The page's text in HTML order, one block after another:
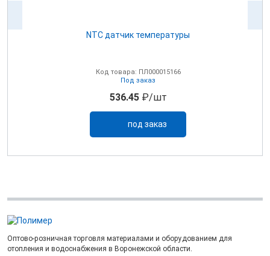
NTC датчик температуры
Код товара: ПЛ000015166
Под заказ
536.45₽/шт
под заказ
Оптово-розничная торговля материалами и оборудованием для
отопления и водоснабжения в Воронежской области.